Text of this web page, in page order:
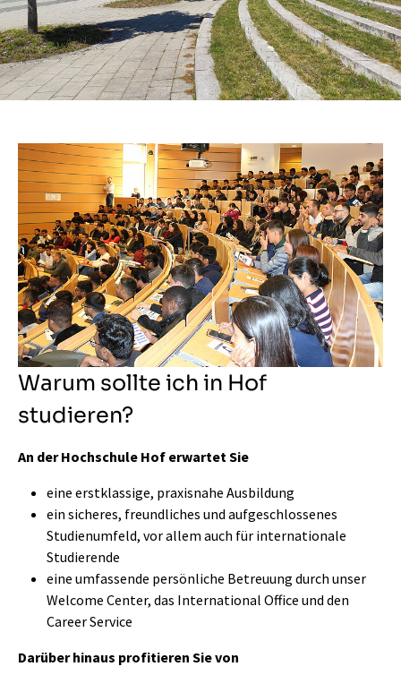
Warum sollte ich in Hof
studieren?
An der Hochschule Hof erwartet Sie
eine erstklassige, praxisnahe Ausbildung
ein sicheres, freundliches und aufgeschlossenes
Studienumfeld, vor allem auch für internationale
Studierende
eine umfassende persönliche Betreuung durch unser
Welcome Center, das International Office und den
Career Service
Darüber hinaus profitieren Sie von